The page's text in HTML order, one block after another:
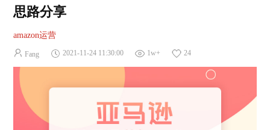
思路分享
amazon运营
Fang 2021-11-24 11:30:00 1w+ 24